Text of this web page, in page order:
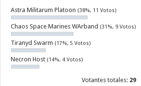
Astra Militarum Platoon (38%, 11 Votos)
Chaos Space Marines WArband (31%, 9 Votos)
Tiranyd Swarm (17%, 5 Votos)
Necron Host (14%, 4 Votos)
Votantes totales: 29